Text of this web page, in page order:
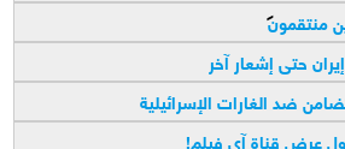
منتقمون
حتى إشعار آخر
ضد الغارات الإسرائيلية
عرض قناة آي فيلم!